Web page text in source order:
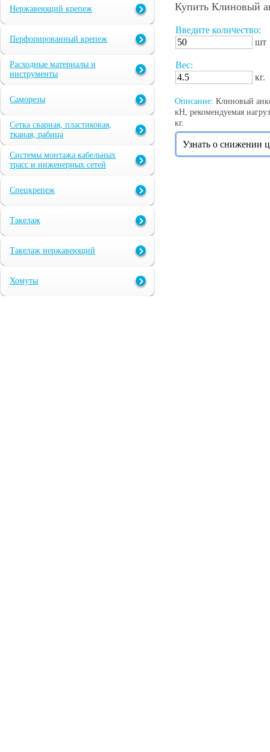
Нержавеющий крепеж
Перфорированный крепеж
Расходные материалы и
инструменты
Саморезы
Сетка сварная, пластиковая,
тканая, рабица
Системы монтажа кабельных
трасс и инженерных сетей
Спецкрепеж
Такелаж
Такелаж нержавеющий
Хомуты
Купить Клиновый
Введите количество:
шт
Вес:
кг.
Описание: Клиновый
кН, рекомендуемая
кг.
Узнать о снижении